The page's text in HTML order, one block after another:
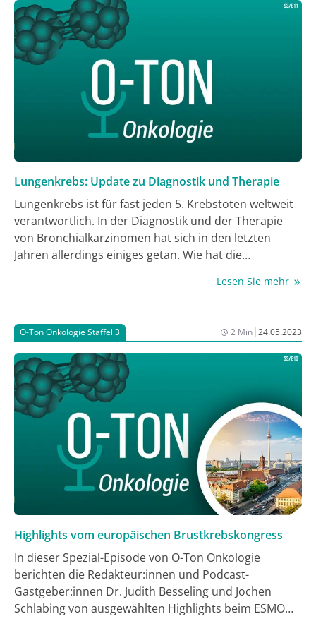
Lungenkrebs: Update zu Diagnostik und Therapie
Lungenkrebs ist für fast jeden 5. Krebstoten weltweit
verantwortlich. In der Diagnostik und der Therapie
von Bronchialkarzinomen hat sich in den letzten
Jahren allerdings einiges getan. Wie hat die
Bronchialkarzinomen verändert? Wie profitieren
Und was muss in puncto Diagnostik noch getan
werden? Diese Fragen und mehr beantwortet Prof.
Dr. Jürgen Wolf, Uniklinik Köln, im Gespräch mit Dr.
Judith Besseling, eine der beiden Chefredakteurinnen
der Medical Tribune Onkologie/Hämatologie, und
Jochen Schlabing, Teamleiter Onkologie/Hämatologie
der MedTriX Group.
Lesen Sie mehr
O-Ton Onkologie Staffel 3 2 Min|24.05.2023
Highlights vom europäischen Brustkrebskongress
In dieser Spezial-Episode von O-Ton Onkologie
berichten die Redakteur:innen und Podcast-
Gastgeber:innen Dr. Judith Besseling und Jochen
Schlabing von ausgewählten Highlights beim ESMO